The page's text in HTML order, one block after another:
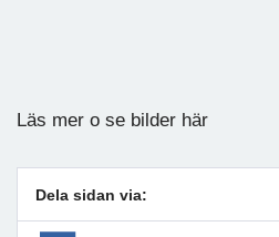
Läs mer o se bilder här
Dela sidan via: